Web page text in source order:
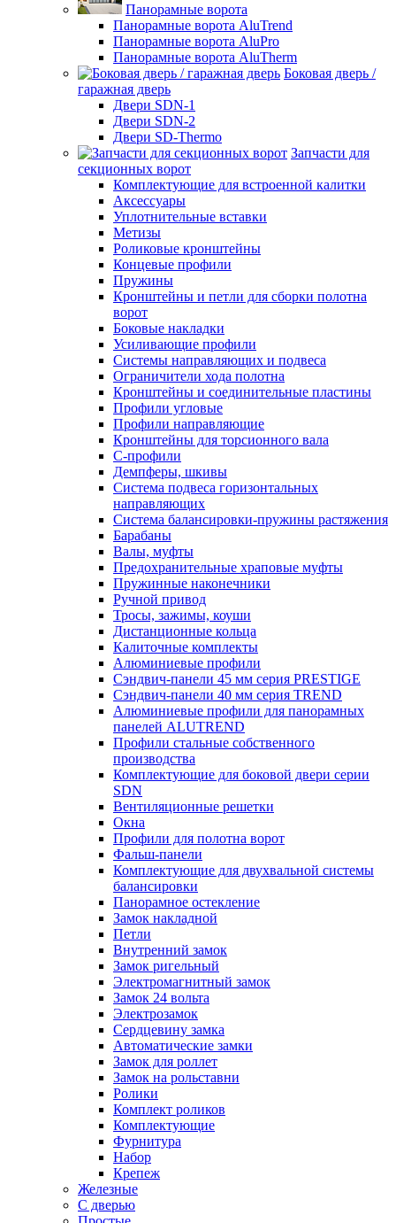
Панорамные ворота
Панорамные ворота AluTrend
Панорамные ворота AluPro
Панорамные ворота AluTherm
Боковая дверь /
гаражная дверь
Двери SDN-1
Двери SDN-2
Двери SD-Thermo
Запчасти для
секционных ворот
Комплектующие для встроенной калитки
Аксессуары
Уплотнительные вставки
Метизы
Роликовые кронштейны
Концевые профили
Пружины
Кронштейны и петли для сборки полотна
ворот
Боковые накладки
Усиливающие профили
Системы направляющих и подвеса
Ограничители хода полотна
Кронштейны и соединительные пластины
Профили угловые
Профили направляющие
Кронштейны для торсионного вала
С-профили
Демпферы, шкивы
Система подвеса горизонтальных
направляющих
Система балансировки-пружины растяжения
Барабаны
Валы, муфты
Предохранительные храповые муфты
Пружинные наконечники
Ручной привод
Тросы, зажимы, коуши
Дистанционные кольца
Калиточные комплекты
Алюминиевые профили
Сэндвич-панели 45 мм серия PRESTIGE
Сэндвич-панели 40 мм серия TREND
Алюминиевые профили для панорамных
панелей ALUTREND
Профили стальные собственного
производства
Комплектующие для боковой двери серии
SDN
Вентиляционные решетки
Окна
Профили для полотна ворот
Фальш-панели
Комплектующие для двухвальной системы
балансировки
Панорамное остекление
Замок накладной
Петли
Внутренний замок
Замок ригельный
Электромагнитный замок
Замок 24 вольта
Электрозамок
Сердцевину замка
Автоматические замки
Замок для роллет
Замок на рольставни
Ролики
Комплект роликов
Комплектующие
Фурнитура
Набор
Крепеж
Железные
С дверью